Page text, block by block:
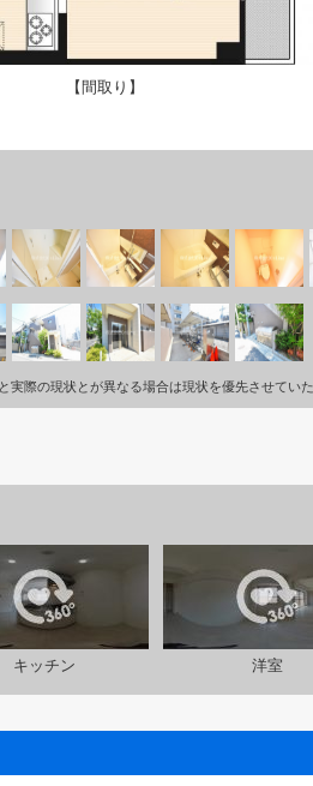
【間取り】
実際の現状とが異なる場合は現状を優先させていた
キッチン 洋室